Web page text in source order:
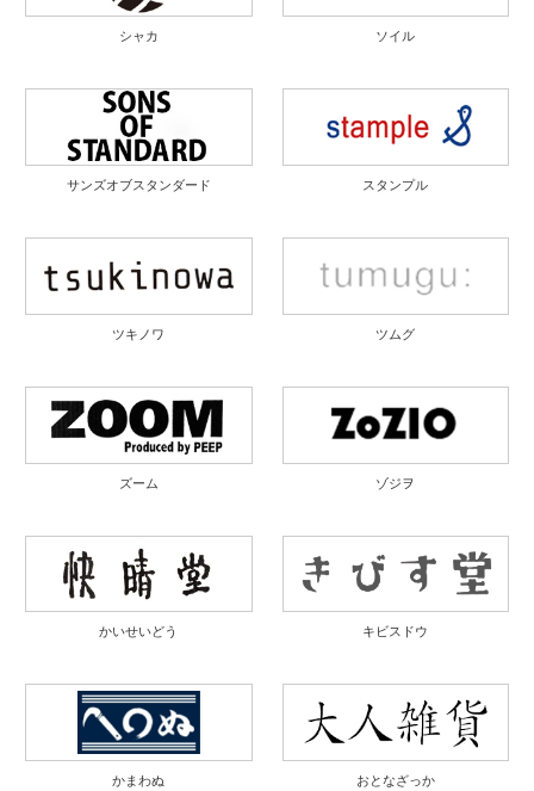
シャカ ソイル
サンズオブスタンダード スタンプル
ツキノワ ツムグ
ズーム ゾジヲ
かいせいどう キビスドウ
かまわぬ おとなざっか